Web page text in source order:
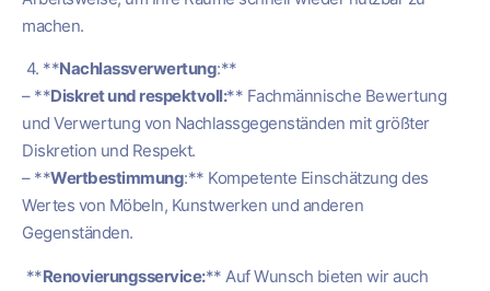
machen.
4. **Nachlassverwertung:**
– **Diskret und respektvoll:** Fachmännische Bewertung
und Verwertung von Nachlassgegenständen mit größter
Diskretion und Respekt.
– **Wertbestimmung:** Kompetente Einschätzung des
Wertes von Möbeln, Kunstwerken und anderen
Gegenständen.
**Renovierungsservice:** Auf Wunsch bieten wir auch